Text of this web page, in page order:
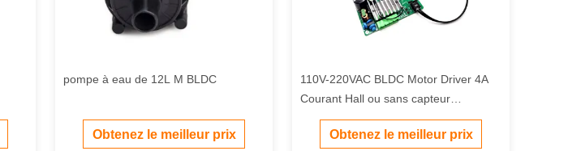
pompe à eau de 12L M BLDC
Obtenez le meilleur prix
110V-220VAC BLDC Motor Driver 4A
Courant Hall ou sans capteur
Compatible et séquence de phase Hall
Auto-adaptation
Obtenez le meilleur prix